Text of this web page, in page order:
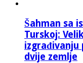
Šahman sa
Turskoj:
izgrađivanju
dvije zemlje